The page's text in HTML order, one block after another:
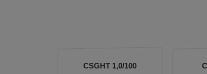
CSGHT 1,0/100